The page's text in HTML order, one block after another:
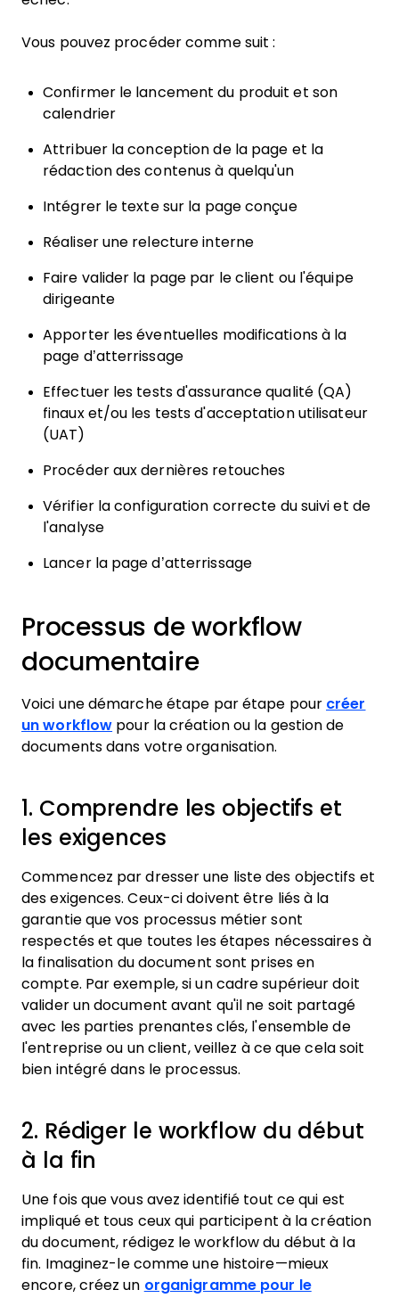
Vous pouvez procéder comme suit :
Confirmer le lancement du produit et son
calendrier
Attribuer la conception de la page et la
rédaction des contenus à quelqu'un
Intégrer le texte sur la page conçue
Réaliser une relecture interne
Faire valider la page par le client ou l'équipe
dirigeante
Apporter les éventuelles modifications à la
page d’atterrissage
Effectuer les tests d'assurance qualité (QA)
finaux et/ou les tests d'acceptation utilisateur
(UAT)
Procéder aux dernières retouches
Vérifier la configuration correcte du suivi et de
l'analyse
Lancer la page d’atterrissage
Processus de workflow
documentaire
Voici une démarche étape par étape pour créer
un workflow pour la création ou la gestion de
documents dans votre organisation.
1. Comprendre les objectifs et
les exigences
Commencez par dresser une liste des objectifs et
des exigences. Ceux-ci doivent être liés à la
garantie que vos processus métier sont
respectés et que toutes les étapes nécessaires à
la finalisation du document sont prises en
compte. Par exemple, si un cadre supérieur doit
valider un document avant qu'il ne soit partagé
avec les parties prenantes clés, l'ensemble de
l'entreprise ou un client, veillez à ce que cela soit
bien intégré dans le processus.
2. Rédiger le workflow du début
à la fin
Une fois que vous avez identifié tout ce qui est
impliqué et tous ceux qui participent à la création
du document, rédigez le workflow du début à la
fin. Imaginez-le comme une histoire—mieux
encore, créez un organigramme pour le